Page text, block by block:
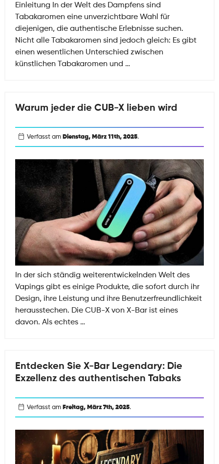
Einleitung In der Welt des Dampfens sind
Tabakaromen eine unverzichtbare Wahl für
diejenigen, die authentische Erlebnisse suchen.
Nicht alle Tabakaromen sind jedoch gleich: Es gibt
einen wesentlichen Unterschied zwischen
künstlichen Tabakaromen und …„Tabak“
Aromen:
Unterschiede
Verstehen
Warum jeder die CUB-X lieben wird
Verfasst am Dienstag, März 11th, 2025.
In der sich ständig weiterentwickelnden Welt des
Vapings gibt es einige Produkte, die sofort durch ihr
Design, ihre Leistung und ihre Benutzerfreundlichkeit
herausstechen. Die CUB-X von X-Bar ist eines
davon. Als echtes …Warum
X
lieben
Entdecken Sie X-Bar Legendary: Die
Exzellenz des authentischen Tabaks
Verfasst am Freitag, März 7th, 2025.